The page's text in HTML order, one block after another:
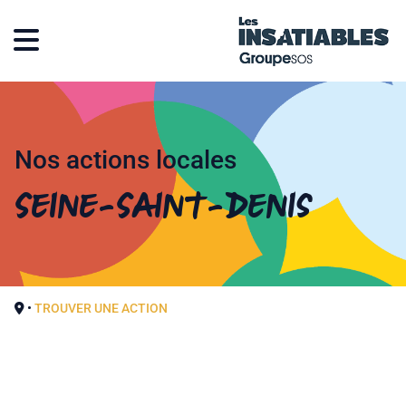
Nos actions locales
Seine-Saint-Denis
• TROUVER UNE ACTION